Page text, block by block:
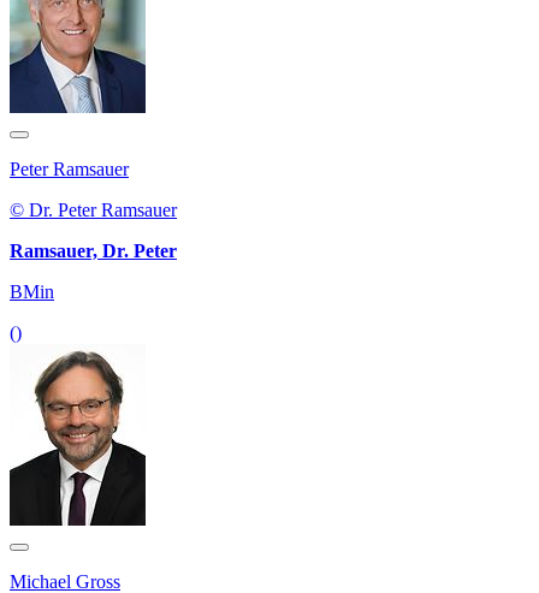
Peter Ramsauer
© Dr. Peter Ramsauer
Ramsauer, Dr. Peter
BMin
()
Michael Gross